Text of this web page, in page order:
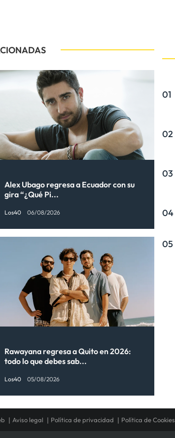
Alex Ubago regresa a Ecuador con su
gira “¿Qué Pi...
Los40 06/08/2026
Rawayana regresa a Quito en 2026:
todo lo que debes sab...
Los40 05/08/2026
01
02
03
04
05
Aviso legal Política de privacidad Política de Cookies